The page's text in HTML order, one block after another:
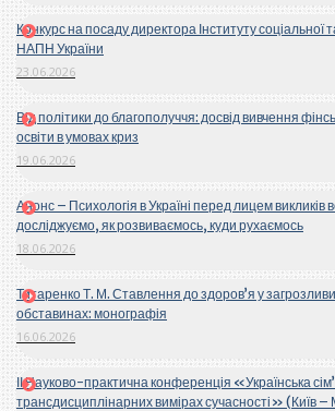
Конкурс на посаду директора Інституту соціальної
НАПН України
23.06.2026
Від політики до благополуччя: досвід вивчення
освіти в умовах криз
19.06.2026
Анонс – Психологія в Україні перед лицем викликів
досліджуємо, як розвиваємось, куди рухаємось
18.06.2026
Титаренко Т. М. Ставлення до здоров’я у
обставинах: монографія
16.06.2026
ІІ Науково-практична конференція «Українська
трансдисциплінарних вимірах сучасності» (Київ –